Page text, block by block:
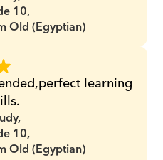
10,
Old (Egyptian)
learning
10,
Old (Egyptian)